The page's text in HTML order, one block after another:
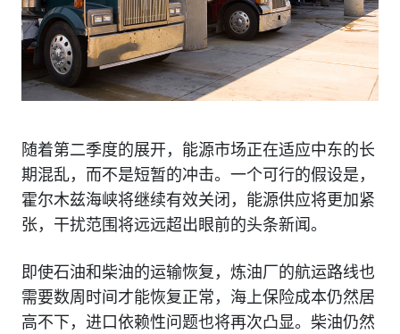
随着第二季度的展开，能源市场正在适应中东的长
期混乱，而不是短暂的冲击。一个可行的假设是，
霍尔木兹海峡将继续有效关闭，能源供应将更加紧
张，干扰范围将远远超出眼前的头条新闻。
即使石油和柴油的运输恢复，炼油厂的航运路线也
需要数周时间才能恢复正常，海上保险成本仍然居
高不下，进口依赖性问题也将再次凸显。柴油仍然